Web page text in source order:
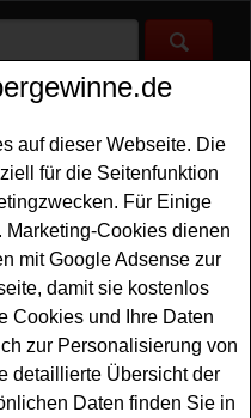
Freikarten Gewinnspiele
Tickets
Gewinner, die gern
verlost zwei Tickets für
of the Fashion Show im
auf dieser Webseite. Die
für die Seitenfunktion
Für Einige
Marketing-Cookies dienen
mit Google Adsense zur
damit sie kostenlos
Cookies und Ihre Daten
zur Personalisierung von
detaillierte Übersicht der
Daten finden Sie in